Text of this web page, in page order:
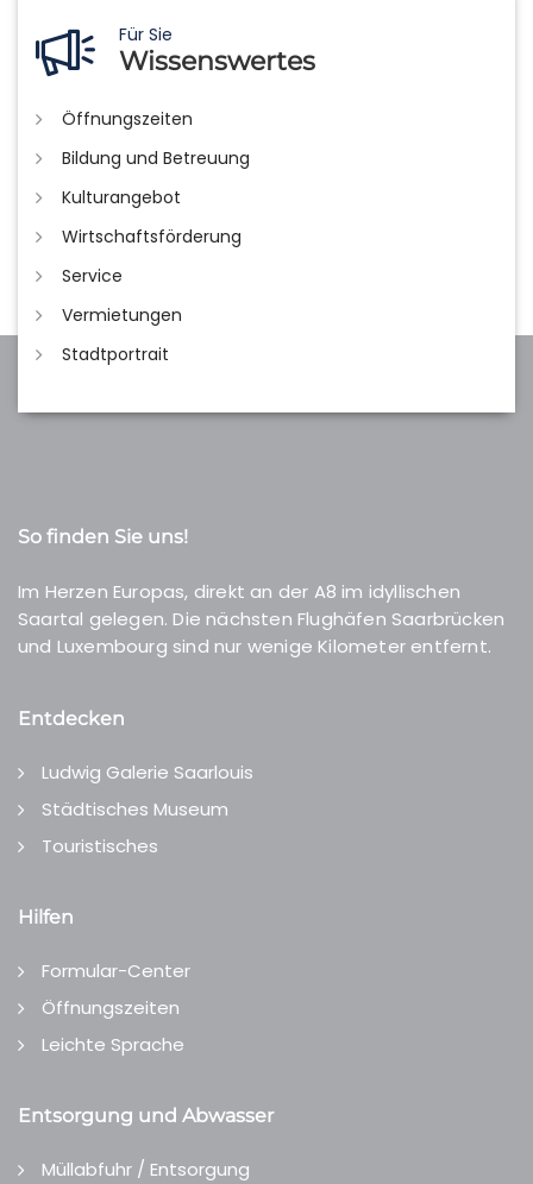
Für Sie
Wissenswertes
Öffnungszeiten
Bildung und Betreuung
Kulturangebot
Wirtschaftsförderung
Service
Vermietungen
Stadtportrait
So finden Sie uns!
Im Herzen Europas, direkt an der A8 im idyllischen
Saartal gelegen. Die nächsten Flughäfen Saarbrücken
und Luxembourg sind nur wenige Kilometer entfernt.
Entdecken
Ludwig Galerie Saarlouis
Städtisches Museum
Touristisches
Hilfen
Formular-Center
Öffnungszeiten
Leichte Sprache
Entsorgung und Abwasser
Müllabfuhr / Entsorgung